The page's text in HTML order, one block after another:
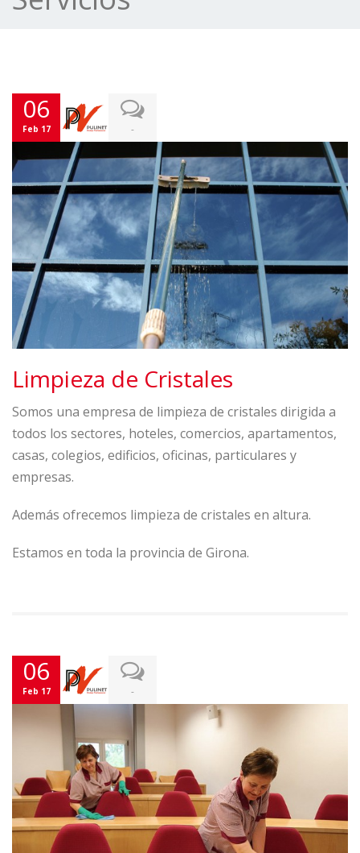
06
Feb 17 -
Limpieza de Cristales
Somos una empresa de limpieza de cristales dirigida a
todos los sectores, hoteles, comercios, apartamentos,
casas, colegios, edificios, oficinas, particulares y
empresas.
Además ofrecemos limpieza de cristales en altura.
Estamos en toda la provincia de Girona.
06
Feb 17 -